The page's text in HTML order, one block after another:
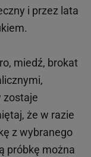
i przez lata
miedź, brokat
zostaje
że w razie
z wybranego
próbkę można